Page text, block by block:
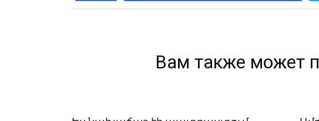
Вам также может